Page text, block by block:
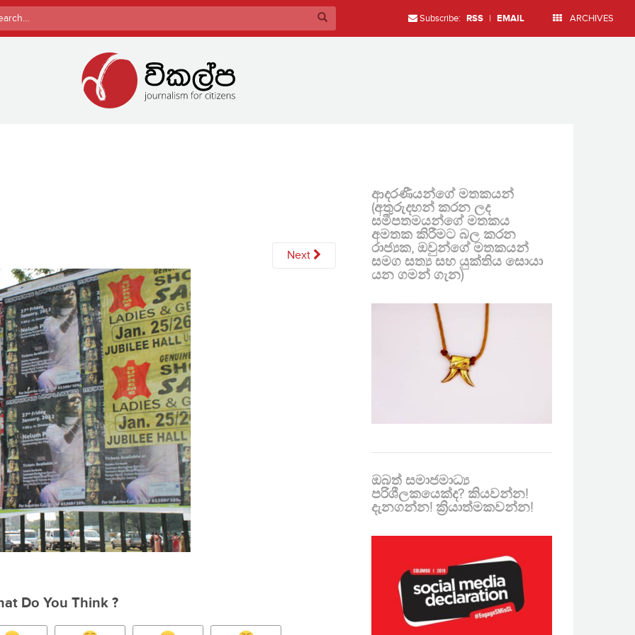
Subscribe: RSS | EMAIL ARCHIVES
Next
Do You Think ?
ආදරණීයන්ගේ මතකයන්
(අතුරුදහන් කරන ලද
සමීපතමයන්ගේ මතකය
අමතක කිරීමට බල කරන
රාජ්‍යක, ඔවුන්ගේ මතකයන්
සමග සත්‍ය සහ යුක්තිය සොයා
යන ගමන් ගැන)
ඔබත් සමාජමාධ්‍ය
පරිශීලකයෙක්ද? කියවන්න!
දැනගන්න! ක්‍රියාත්මකවන්න!